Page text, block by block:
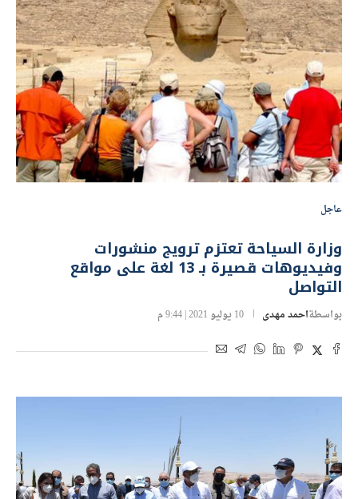
عاجل
وزارة السياحة تعتزم ترويج منشورات
وفيديوهات قصيرة بـ 13 لغة على مواقع
التواصل
بواسطةاحمد مهدى 10 يوليو 2021 | 9:44 م